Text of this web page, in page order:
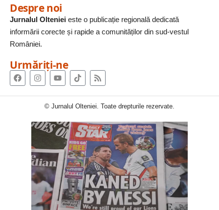
Despre noi
Jurnalul Olteniei este o publicație regională dedicată
informării corecte și rapide a comunităților din sud-vestul
României.
Urmăriți-ne
© Jurnalul Olteniei. Toate drepturile rezervate.